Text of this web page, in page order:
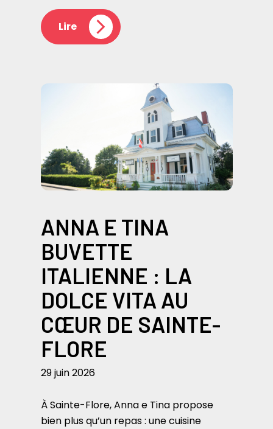
Lire
ANNA E TINA
BUVETTE
ITALIENNE : LA
DOLCE VITA AU
CŒUR DE SAINTE-
FLORE
29 juin 2026
À Sainte-Flore, Anna e Tina propose
bien plus qu’un repas : une cuisine